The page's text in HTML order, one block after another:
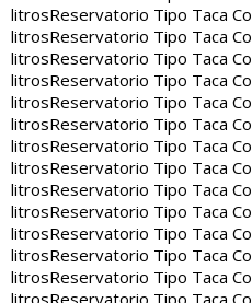
litrosReservatorio Tipo Taca
litrosReservatorio Tipo Taca
litrosReservatorio Tipo Taca
litrosReservatorio Tipo Taca
litrosReservatorio Tipo Taca
litrosReservatorio Tipo Taca
litrosReservatorio Tipo Taca
litrosReservatorio Tipo Taca
litrosReservatorio Tipo Taca
litrosReservatorio Tipo Taca
litrosReservatorio Tipo Taca
litrosReservatorio Tipo Taca
litrosReservatorio Tipo Taca